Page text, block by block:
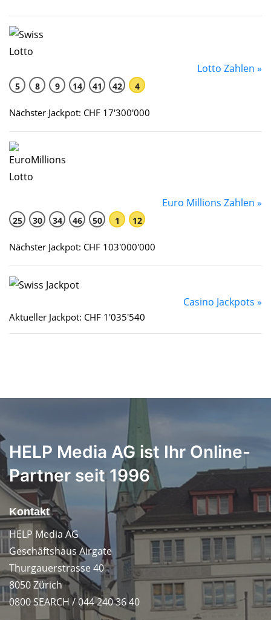
Lotto Zahlen »
5 8 9 14 41 42 4
Nächster Jackpot: CHF 17'300'000
Euro Millions Zahlen »
25 30 34 46 50 1 12
Nächster Jackpot: CHF 103'000'000
Casino Jackpots »
Aktueller Jackpot: CHF 1'035'540
HELP Media AG ist Ihr Online-
Partner seit 1996
Kontakt
HELP Media AG
Geschäftshaus Airgate
Thurgauerstrasse 40
8050 Zürich
0800 SEARCH / 044 240 36 40